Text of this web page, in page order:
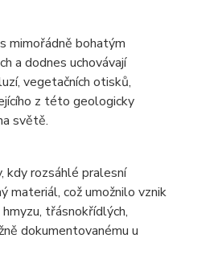
mimořádně bohatým
a dodnes uchovávají
vegetačních otisků,
z této geologicky
světě.
kdy rozsáhlé pralesní
materiál, což umožnilo vznik
třásnokřídlých,
dokumentovanému u